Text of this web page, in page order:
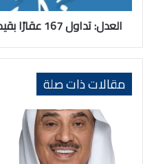
خلال
أسبوع
العدل: تداول 167 عقارًا بقيمة 122.6 مليون دينار خلال أسبوع
مقالات ذات صلة